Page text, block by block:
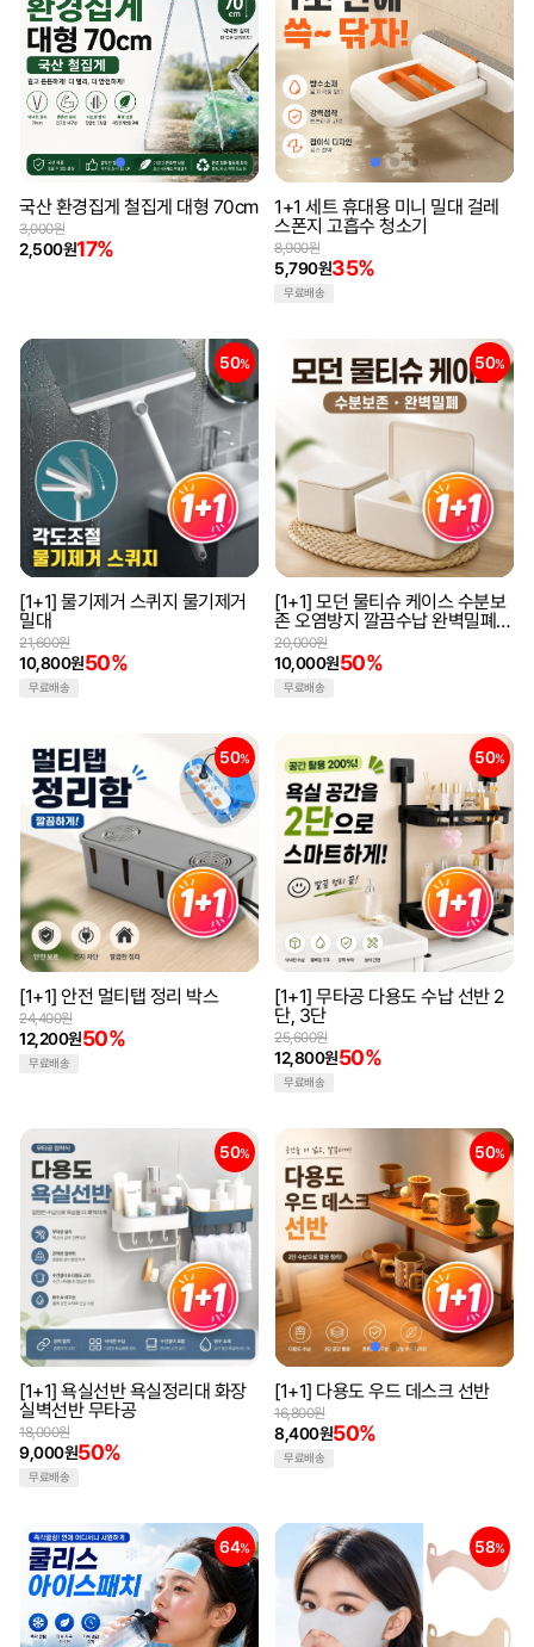
국산 환경집게 철집게 대형 70cm
2,500원17%
3,000원
1+1 세트 휴대용 미니 밀대 걸레
스폰지 고흡수 청소기
5,790원35%
8,900원
무료배송
50%
[1+1] 물기제거 스퀴지 물기제거
밀대
10,800원50%
21,600원
무료배송
50%
[1+1] 모던 물티슈 케이스 수분보
존 오염방지 깔끔수납 완벽밀폐
원터치케이스
10,000원50%
20,000원
무료배송
50%
[1+1] 안전 멀티탭 정리 박스
12,200원50%
24,400원
무료배송
50%
[1+1] 무타공 다용도 수납 선반 2
단, 3단
12,800원50%
25,600원
무료배송
50%
[1+1] 욕실선반 욕실정리대 화장
실벽선반 무타공
9,000원50%
18,000원
무료배송
50%
[1+1] 다용도 우드 데스크 선반
8,400원50%
16,800원
무료배송
64% 58%